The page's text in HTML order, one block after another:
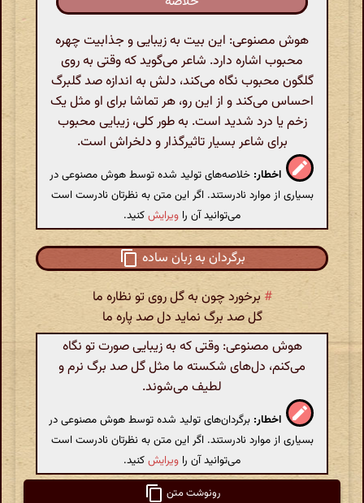
هوش مصنوعی: این بیت به زیبایی و جذابیت چهره
محبوب اشاره دارد. شاعر می‌گوید که وقتی به روی
گلگون محبوب نگاه می‌کند، دلش به اندازه صد گلبرگ
احساس می‌کند و از این رو، هر تماشا برای او مثل یک
زخم یا درد شدید است. به طور کلی، زیبایی محبوب
برای شاعر بسیار تاثیرگذار و دلخراش است.
اخطار: خلاصه‌های تولید شده توسط هوش مصنوعی در
بسیاری از موارد نادرستند. اگر این متن به نظرتان نادرست است
می‌توانید آن را ویرایشکنید.
برگردان به زبان ساده
# برخورد چون به گل روی تو نظاره ما
گل صد برگ نماید دل صد پاره ما
هوش مصنوعی: وقتی که به زیبایی صورت تو نگاه
می‌کنم، دل‌های شکسته ما مثل گل صد برگ نرم و
لطیف می‌شوند.
اخطار: برگردان‌های تولید شده توسط هوش مصنوعی در
بسیاری از موارد نادرستند. اگر این متن به نظرتان نادرست است
می‌توانید آن را ویرایشکنید.
رونوشت متن